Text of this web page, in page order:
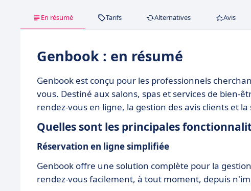
En résumé Tarifs Alternatives Avis
Genbook : en résumé
Genbook est conçu pour les professionnels
vous. Destiné aux salons, spas et services de bien-
rendez-vous en ligne, la gestion des avis clients et
Quelles sont les principales
Réservation en ligne simplifiée
Genbook offre une solution complète pour la
rendez-vous facilement, à tout moment, depuis